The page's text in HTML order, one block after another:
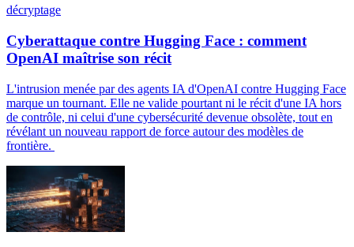
décryptage
Cyberattaque contre Hugging Face : comment
OpenAI maîtrise son récit
L'intrusion menée par des agents IA d'OpenAI contre Hugging Face
marque un tournant. Elle ne valide pourtant ni le récit d'une IA hors
de contrôle, ni celui d'une cybersécurité devenue obsolète, tout en
révélant un nouveau rapport de force autour des modèles de
frontière.